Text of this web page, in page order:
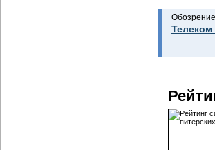
Обозрение
Телеком